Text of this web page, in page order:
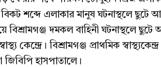
শব্দে এলাকার মানুষ ঘটনাস্থলে ছুটে
বিশ্রামগঞ্জ দমকল বাহিনী ঘটনাস্থলে
কেন্দ্রে। বিশ্রামগঞ্জ প্রাথমিক
হাসপাতালে।